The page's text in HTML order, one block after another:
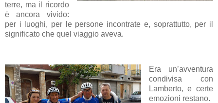
terre, ma il ricordo
è ancora vivido:
per i luoghi, per le persone incontrate e, soprattutto, per il
significato che quel viaggio aveva.
Era un’avventura
condivisa con
Lamberto, e certe
emozioni restano.